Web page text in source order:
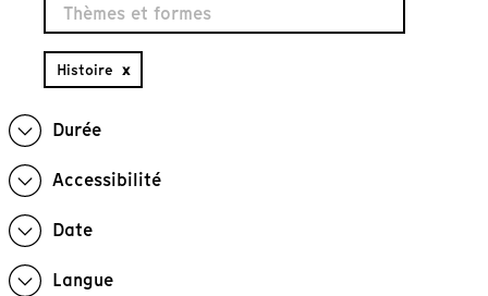
Histoire x
Durée
Accessibilité
Date
Langue